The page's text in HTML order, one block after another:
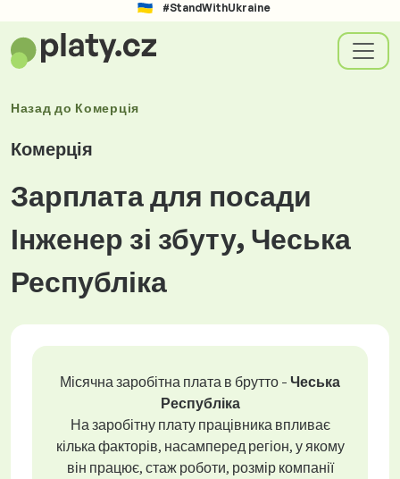
#StandWithUkraine
Назад до Комерція
Комерція
Зарплата для посади
Інженер зі збуту, Чеська
Республіка
Місячна заробітна плата в брутто - Чеська
Республіка
На заробітну плату працівника впливає
кілька факторів, насамперед регіон, у якому
він працює, стаж роботи, розмір компанії